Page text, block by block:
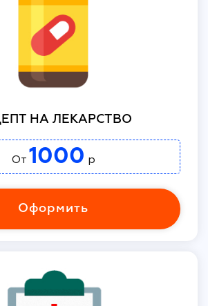
НА ЛЕКАРСТВО
От 1000 р
Оформить